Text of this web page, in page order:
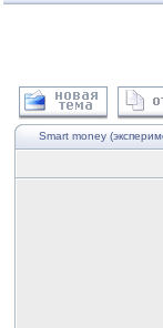
Smart money